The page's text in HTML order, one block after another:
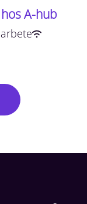
A-hub